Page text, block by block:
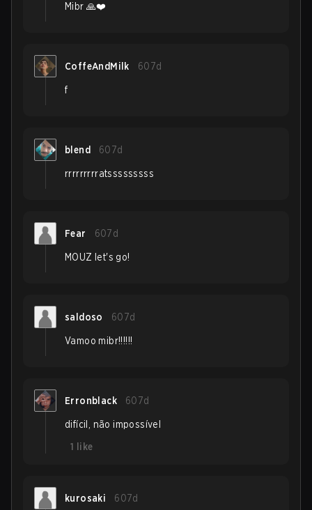
Mibr 🙏❤️
CoffeAndMilk 607d
f
blend 607d
rrrrrrrrratsssssssss
Fear 607d
MOUZ let's go!
saldoso 607d
Vamoo mibr!!!!!!
Erronblack 607d
difícil, não impossível
1
like
kurosaki 607d